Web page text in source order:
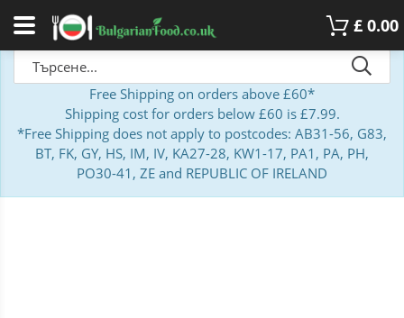
£ 0.00
Free Shipping on orders above £60*
Shipping cost for orders below £60 is £7.99.
*Free Shipping does not apply to postcodes: AB31-56, G83,
BT, FK, GY, HS, IM, IV, KA27-28, KW1-17, PA1, PA, PH,
PO30-41, ZE and REPUBLIC OF IRELAND